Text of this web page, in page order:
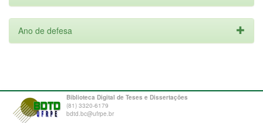
Ano de defesa
Biblioteca Digital de Teses e Dissertações
(81) 3320-6179
bdtd.bc@ufrpe.br